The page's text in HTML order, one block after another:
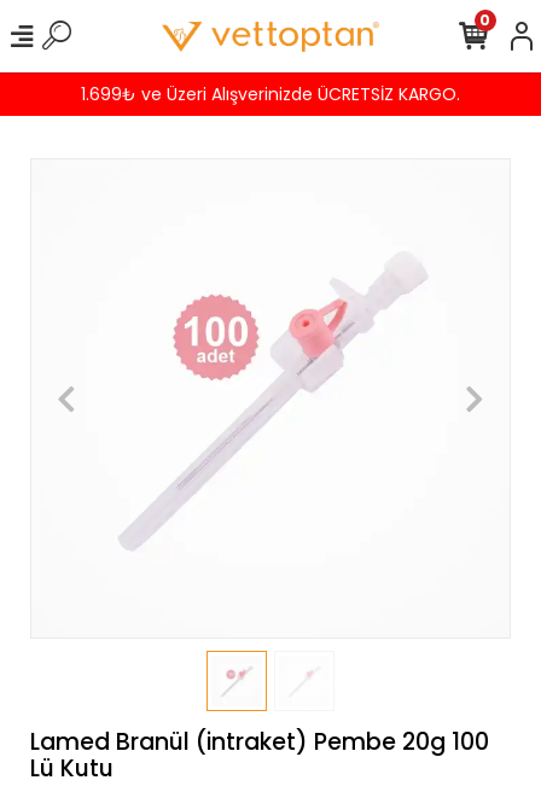
1.699₺ ve Üzeri Alışverinizde ÜCRETSİZ KARGO.
0
Lamed Branül (intraket) Pembe 20g 100
Lü Kutu